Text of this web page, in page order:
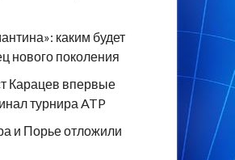
каким будет
нового поколения
Карацев впервые
турнира ATP
и Порье отложили